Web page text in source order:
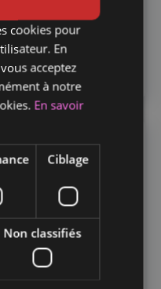
cookies pour
En
acceptez
à notre
En savoir
Ciblage
Non classifiés